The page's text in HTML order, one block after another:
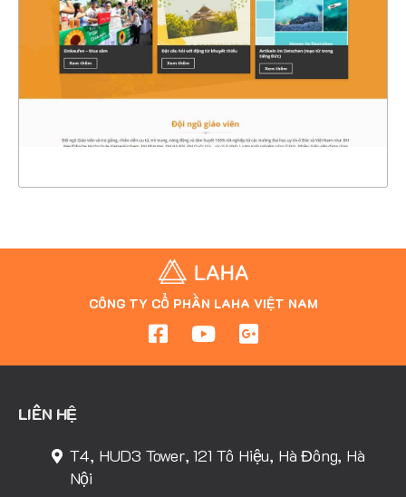
CHI TIẾT
XEM THỰC TẾ
CÔNG TY CỔ PHẦN LAHA VIỆT NAM
LIÊN HỆ
T4, HUD3 Tower, 121 Tô Hiệu, Hà Đông, Hà
Nội